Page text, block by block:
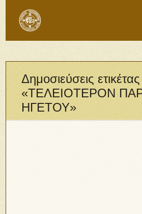
Δημοσιεύσεις ετικέτας
«ΤΕΛΕΙΟΤΕΡΟΝ
ΗΓΕΤΟΥ»